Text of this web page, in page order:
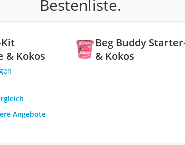
Bestenliste.
Beg Buddy
& Kokos
& Kokos
Angebote